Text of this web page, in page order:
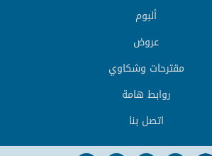
ألبوم
عروض
مقترحات وشكاوي
روابط هامة
اتصل بنا